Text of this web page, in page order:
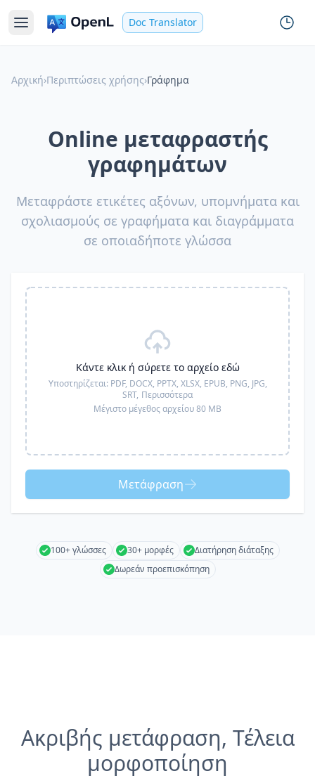
Doc Translator
Αρχική›Περιπτώσεις χρήσης›Γράφημα
Online μεταφραστής
γραφημάτων
Μεταφράστε ετικέτες αξόνων, υπομνήματα και
σχολιασμούς σε γραφήματα και διαγράμματα
σε οποιαδήποτε γλώσσα
Κάντε κλικ ή σύρετε το αρχείο εδώ
Υποστηρίζεται: PDF, DOCX, PPTX, XLSX, EPUB, PNG, JPG,
SRT, Περισσότερα
Μέγιστο μέγεθος αρχείου 80 MB
Μετάφραση
100+ γλώσσες 30+ μορφές
Διατήρηση διάταξης
Δωρεάν προεπισκόπηση
Ακριβής μετάφραση, Τέλεια
μορφοποίηση